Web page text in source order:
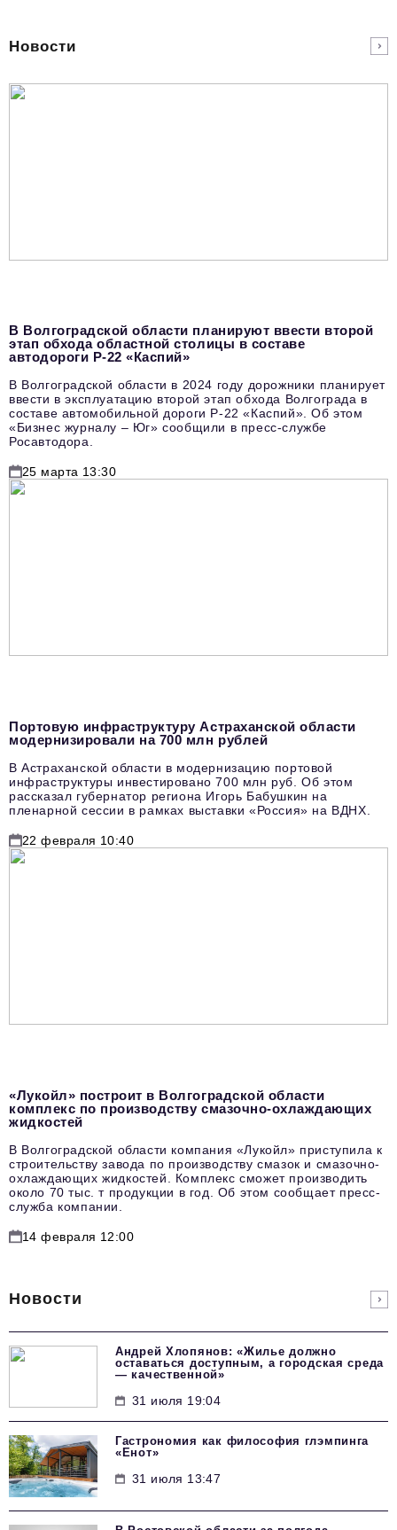
Новости
В Волгоградской области планируют ввести второй
этап обхода областной столицы в составе
автодороги Р-22 «Каспий»
В Волгоградской области в 2024 году дорожники планирует
ввести в эксплуатацию второй этап обхода Волгограда в
составе автомобильной дороги Р-22 «Каспий». Об этом
«Бизнес журналу – Юг» сообщили в пресс-службе
Росавтодора.
25 марта 13:30
Портовую инфраструктуру Астраханской области
модернизировали на 700 млн рублей
В Астраханской области в модернизацию портовой
инфраструктуры инвестировано 700 млн руб. Об этом
рассказал губернатор региона Игорь Бабушкин на
пленарной сессии в рамках выставки «Россия» на ВДНХ.
22 февраля 10:40
«Лукойл» построит в Волгоградской области
комплекс по производству смазочно-охлаждающих
жидкостей
В Волгоградской области компания «Лукойл» приступила к
строительству завода по производству смазок и смазочно-
охлаждающих жидкостей. Комплекс сможет производить
около 70 тыс. т продукции в год. Об этом сообщает пресс-
служба компании.
14 февраля 12:00
Новости
Андрей Хлопянов: «Жилье должно
оставаться доступным, а городская среда
— качественной»
31 июля 19:04
Гастрономия как философия глэмпинга
«Енот»
31 июля 13:47